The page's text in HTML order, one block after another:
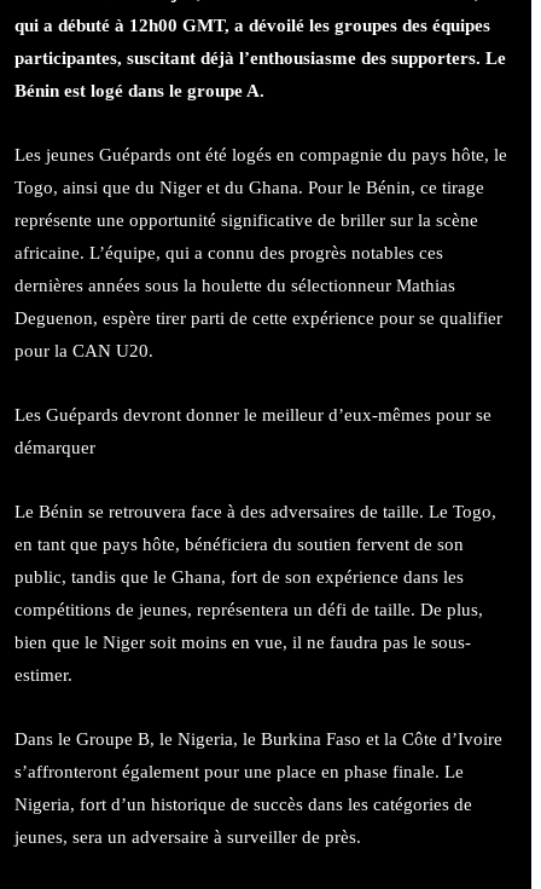
qui a débuté à 12h00 GMT, a dévoilé les groupes des équipes
participantes, suscitant déjà l’enthousiasme des supporters. Le
Bénin est logé dans le groupe A.
Les jeunes Guépards ont été logés en compagnie du pays hôte, le
Togo, ainsi que du Niger et du Ghana. Pour le Bénin, ce tirage
représente une opportunité significative de briller sur la scène
africaine. L’équipe, qui a connu des progrès notables ces
dernières années sous la houlette du sélectionneur Mathias
Deguenon, espère tirer parti de cette expérience pour se qualifier
pour la CAN U20.
Les Guépards devront donner le meilleur d’eux-mêmes pour se
démarquer
Le Bénin se retrouvera face à des adversaires de taille. Le Togo,
en tant que pays hôte, bénéficiera du soutien fervent de son
public, tandis que le Ghana, fort de son expérience dans les
compétitions de jeunes, représentera un défi de taille. De plus,
bien que le Niger soit moins en vue, il ne faudra pas le sous-
estimer.
Dans le Groupe B, le Nigeria, le Burkina Faso et la Côte d’Ivoire
s’affronteront également pour une place en phase finale. Le
Nigeria, fort d’un historique de succès dans les catégories de
jeunes, sera un adversaire à surveiller de près.